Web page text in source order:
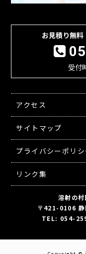
お見積り無
受付
アクセス
サイトマップ
プライバシーポリシ
リンク集
溶射の
〒421-0106 静
TEL: 054-